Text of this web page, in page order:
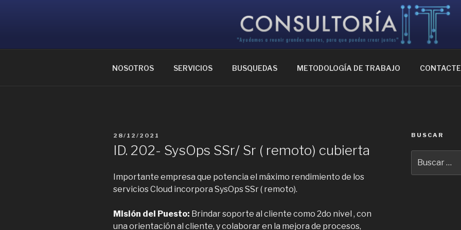
CONSULTORIA IT
Ayudamos a reunir grandes mentes, para que puedan crear juntas
NOSOTROS SERVICIOS BUSQUEDAS METODOLOGÍA DE TRABAJO
PUBLICADO
28/12/2021
ID. 202- SysOps SSr/ Sr ( remoto) cubierta
Importante empresa que potencia el máximo rendimiento de los
servicios Cloud incorpora SysOps SSr ( remoto).
Misión del Puesto: Brindar soporte al cliente como 2do nivel , con
una orientación al cliente, y colaborar en la mejora de procesos,
BUSCAR
por: